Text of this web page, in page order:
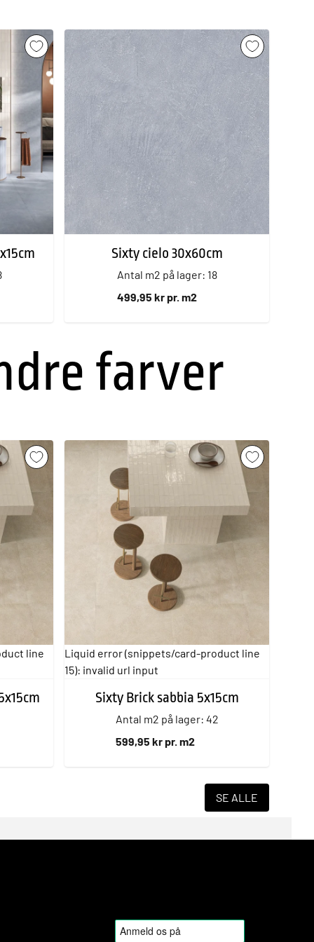
Sixty cielo 30x60cm
Antal m2 på lager: 18
499,95 kr pr. m2
farver
line
Liquid error (snippets/card-product line
15): invalid url input
Sixty Brick sabbia 5x15cm
Antal m2 på lager: 42
599,95 kr pr. m2
SE ALLE